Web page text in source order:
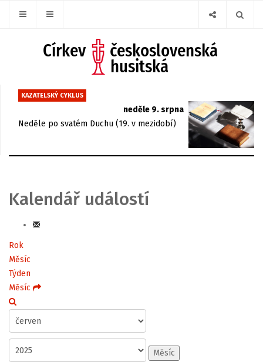
KAZATELSKÝ CYKLUS
neděle 9. srpna
Neděle po svatém Duchu (19. v mezidobí)
Kalendář událostí
Rok
Měsíc
Týden
Měsíc
Měsíc